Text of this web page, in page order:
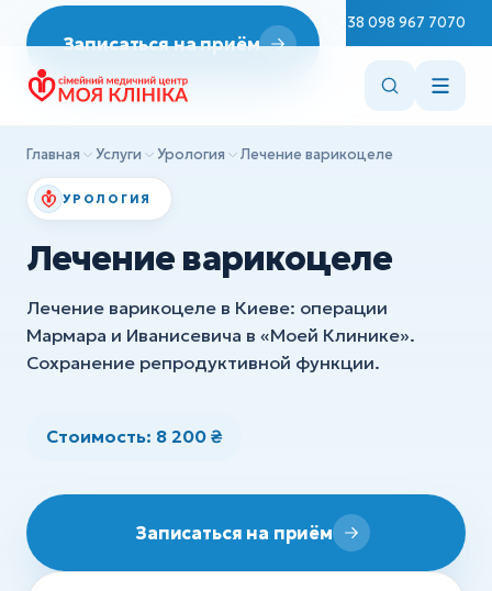
+38 098 967 7070
Неврология
Врач терапевт
Эндокринология
Стоматология
Консультации врачей
Сестринские манипуляции
ДИАГНОСТИКА
ДИАГНОСТИКА
Эндоскопия
УЗИ
ХИРУРГИЯ
Детская хирургия
Ортопедия и травматология
Все услуги
Записаться на приём
Главная Услуги Урология Лечение варикоцеле
УРОЛОГИЯ
Лечение варикоцеле
Лечение варикоцеле в Киеве: операции
Мармара и Иванисевича в «Моей Клинике».
Сохранение репродуктивной функции.
Стоимость: 8 200 ₴
Записаться на приём